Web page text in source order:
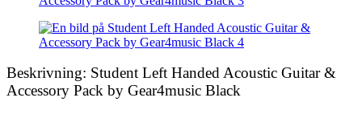
Beskrivning: Student Left Handed Acoustic Guitar &
Accessory Pack by Gear4music Black